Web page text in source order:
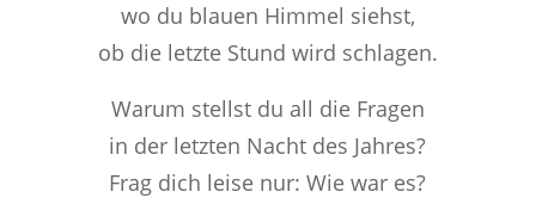
wo du blauen Himmel siehst,
ob die letzte Stund wird schlagen.
Warum stellst du all die Fragen
in der letzten Nacht des Jahres?
Frag dich leise nur: Wie war es?